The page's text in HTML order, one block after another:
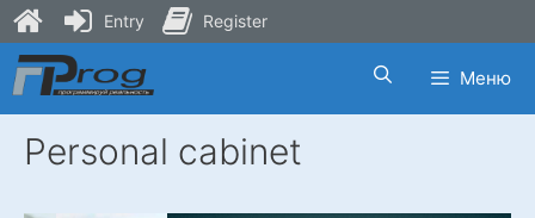
Skip
to
content
Меню
Personal cabinet
Entry Register